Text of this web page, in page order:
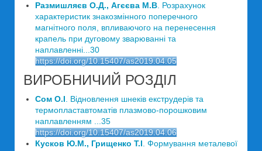
Размишляєв О.Д., Агєєва М.В . Розрахунок
характеристик знакозмінного поперечного
магнітного поля, впливаючого на перенесення
крапель при дуговому зварюванні та
наплавленні...30
https://doi.org/10.15407/as2019.04.05
ВИРОБНИЧИЙ РОЗДІЛ
Сом О.І . Відновлення шнеків екструдерів та
термопластавтоматів плазмово-порошковим
наплавленням ...35
https://doi.org/10.15407/as2019.04.06
Кусков Ю.М., Грищенко Т.І . Формування металевої